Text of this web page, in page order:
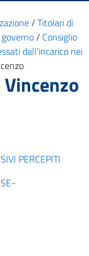
/Titolari di
/ Consiglio
dall'incarico nei
PERCEPITI